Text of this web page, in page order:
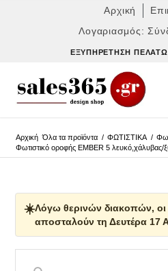
Αρχική
Λογαριασμός:
ΕΞΥΠΗΡΈΤΗΣΗ
Αρχική Όλα τα προϊόντα / ΦΩΤΙΣΤΙΚΑ /
Φωτιστικό οροφής EMBER 5 λευκό,χάλυβας/
☀️Λόγω θερινών διακοπών, οι
αποσταλούν τη Δευτέρα 17